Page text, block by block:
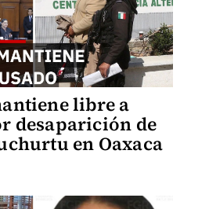
libre a
desaparición de
en Oaxaca